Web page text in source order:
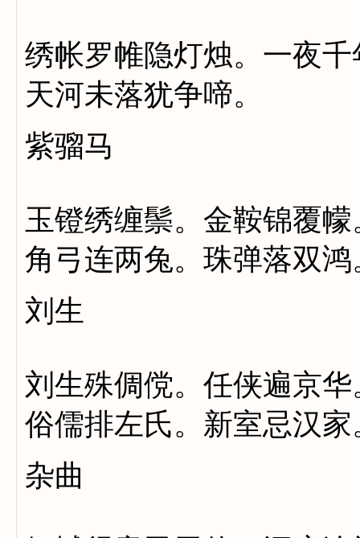
绣帐罗帷隐灯烛。一夜
天河未落犹争啼。
紫骝马
玉镫绣缠鬃。金鞍锦覆
角弓连两兔。珠弹落双
刘生
刘生殊倜傥。任侠遍京
俗儒排左氏。新室忌汉
杂曲